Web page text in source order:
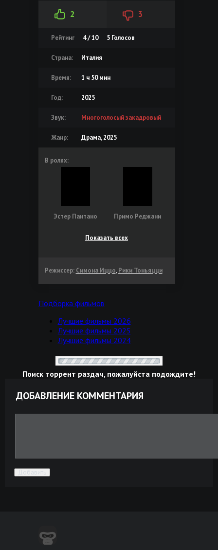
2 3
Рейтинг 4 / 10 5Голосов
Страна: Италия
Время: 1 ч 50 мин
Год: 2025
Звук: Многоголосый закадровый
Жанр: Драма, 2025
В ролях:
Эстер Пантано Примо Реджани
Показать всех
Режиссер: Симона Иццо, Рики Тоньяцци
Подборка фильмов
Лучшие фильмы 2026
Лучшие фильмы 2025
Лучшие фильмы 2024
Поиск торрент раздач, пожалуйста подождите!
ДОБАВЛЕНИЕ КОММЕНТАРИЯ
Добавить